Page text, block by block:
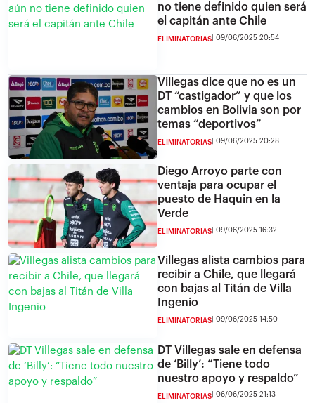
no tiene definido quien será
el capitán ante Chile
ELIMINATORIAS 09/06/2025 20:54
Villegas dice que no es un
DT “castigador” y que los
cambios en Bolivia son por
temas “deportivos”
ELIMINATORIAS 09/06/2025 20:28
Diego Arroyo parte con
ventaja para ocupar el
puesto de Haquin en la
Verde
ELIMINATORIAS 09/06/2025 16:32
Villegas alista cambios para
recibir a Chile, que llegará
con bajas al Titán de Villa
Ingenio
ELIMINATORIAS 09/06/2025 14:50
DT Villegas sale en defensa
de ‘Billy’: “Tiene todo
nuestro apoyo y respaldo”
ELIMINATORIAS 06/06/2025 21:13